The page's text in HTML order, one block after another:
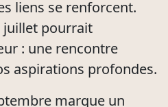
liens se renforcent.
juillet pourrait
: une rencontre
aspirations profondes.
marque un